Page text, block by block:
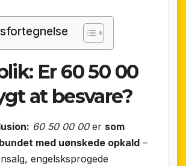
Er 60 50 00
at besvare?
60 50 00 00er som
med uønskede opkald –
engelsksprogede